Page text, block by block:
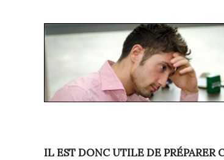
IL EST DONC UTILE DE PRÉPARER